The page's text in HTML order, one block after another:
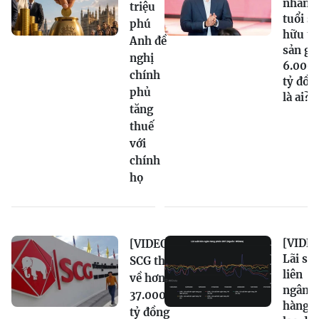
triệu
phú
Anh đề
nghị
chính
phủ
tăng
thuế
với
chính
họ
nhân
tuổi sở
hữu
sản
6.000
tỷ
là ai?
[VIDEO]
SCG thu
về hơn
37.000
tỷ đồng
Lãi
liên
ngân
hàng